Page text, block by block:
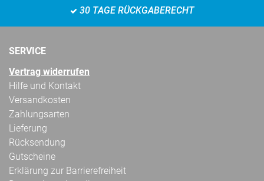
30 TAGE RÜCKGABERECHT
SERVICE
Vertrag widerrufen
Hilfe und Kontakt
Versandkosten
Zahlungsarten
Lieferung
Rücksendung
Gutscheine
Erklärung zur Barrierefreiheit